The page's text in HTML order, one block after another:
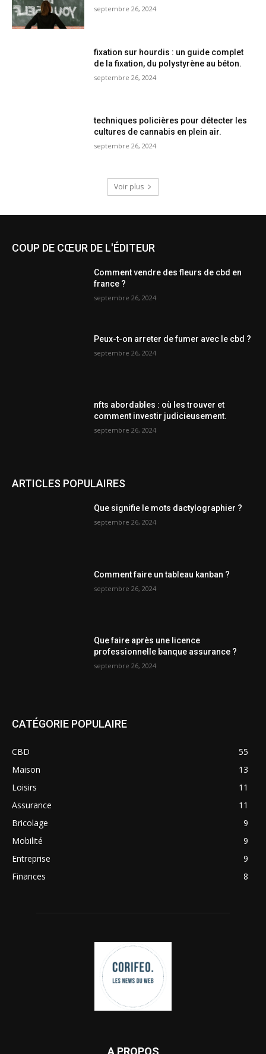
septembre 26, 2024
fixation sur hourdis : un guide complet
de la fixation, du polystyrène au béton.
septembre 26, 2024
techniques policières pour détecter les
cultures de cannabis en plein air.
septembre 26, 2024
Voir plus
COUP DE CŒUR DE L'ÉDITEUR
Comment vendre des fleurs de cbd en
france ?
septembre 26, 2024
Peux-t-on arreter de fumer avec le cbd ?
septembre 26, 2024
nfts abordables : où les trouver et
comment investir judicieusement.
septembre 26, 2024
ARTICLES POPULAIRES
Que signifie le mots dactylographier ?
septembre 26, 2024
Comment faire un tableau kanban ?
septembre 26, 2024
Que faire après une licence
professionnelle banque assurance ?
septembre 26, 2024
CATÉGORIE POPULAIRE
CBD
55
Maison
13
Loisirs
11
Assurance
11
Bricolage
9
Mobilité
9
Entreprise
9
Finances
8
A PROPOS